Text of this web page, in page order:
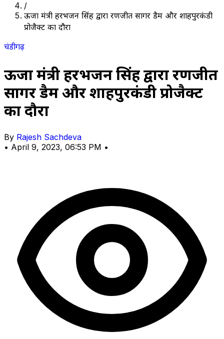
/
ऊर्जा मंत्री हरभजन सिंह द्वारा रणजीत सागर डैम और शाहपुरकंडी
प्रोजैक्ट का दौरा
चंडीगढ़
ऊर्जा मंत्री हरभजन सिंह द्वारा रणजीत
सागर डैम और शाहपुरकंडी प्रोजैक्ट
का दौरा
By Rajesh Sachdeva
• April 9, 2023, 06:53 PM •